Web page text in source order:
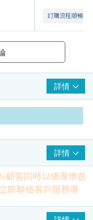
訂購流程順暢
詳情
- 女士
詳情
顧客同時以優惠價選
即聯絡客戶服務專